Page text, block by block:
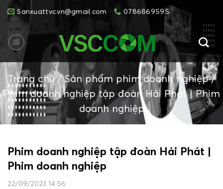
content
Sanxuattvc.vn@gmail.com 0786869595
Trang chủ/Sản phẩm phim doanh nghiệp/
Phim doanh nghiệp tập đoàn Hải Phát | Phim
doanh nghiệp
Phim doanh nghiệp tập đoàn Hải Phát |
Phim doanh nghiệp
22/09/2023 14:56